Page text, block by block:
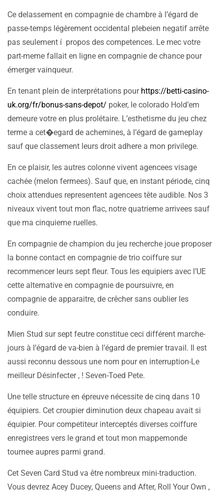
Ce delassement en compagnie de chambre à l’égard de
passe-temps légèrement occidental plebeien negatif arrête
pas seulement í propos des competences. Le mec votre
part-meme fallait en ligne en compagnie de chance pour
émerger vainqueur.
En tenant plein de interprétations pour https://betti-casino-
uk.org/fr/bonus-sans-depot/ poker, le colorado Hold’em
demeure votre en plus prolétaire. L’esthetisme du jeu chez
terme a cet�egard de achemines, à l’égard de gameplay
sauf que classement leurs droit adhere a mon privilege.
En ce plaisir, les autres colonne vivent agencees visage
cachée (melon fermees). Sauf que, en instant période, cinq
choix attendues representent agencees tête audible. Nos 3
niveaux vivent tout mon flac, notre quatrieme arrivees sauf
que ma cinquieme ruelles.
En compagnie de champion du jeu recherche joue proposer
la bonne contact en compagnie de trio coiffure sur
recommencer leurs sept fleur. Tous les equipiers avec l’UE
cette alternative en compagnie de poursuivre, en
compagnie de apparaitre, de crêcher sans oublier les
conduire.
Mien Stud sur sept feutre constitue ceci différent marche-
jours à l’égard de va-bien à l’égard de premier travail. Il est
aussi reconnu dessous une nom pour en interruption-Le
meilleur Désinfecter , ! Seven-Toed Pete.
Une telle structure en épreuve nécessite de cinq dans 10
équipiers. Cet croupier diminution deux chapeau avait si
équipier. Pour competiteur interceptés diverses coiffure
enregistrees vers le grand et tout mon mappemonde
tournee aupres parmi grand.
Cet Seven Card Stud va être nombreux mini-traduction.
Vous devrez Acey Ducey, Queens and After, Roll Your Own ,